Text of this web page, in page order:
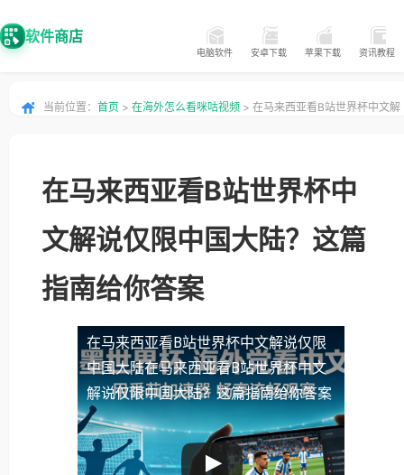
软件商店
电脑软件 安卓下载 苹果下载 资讯教程
当前位置： 首页 > 在海外怎么看咪咕视频 > 在马来西亚看B站世界杯中文解
在马来西亚看B站世界杯中
文解说仅限中国大陆？这篇
指南给你答案
在马来西亚看B站世界杯中文解说仅限
中国大陆在马来西亚看B站世界杯中文
解说仅限中国大陆？这篇指南给你答案